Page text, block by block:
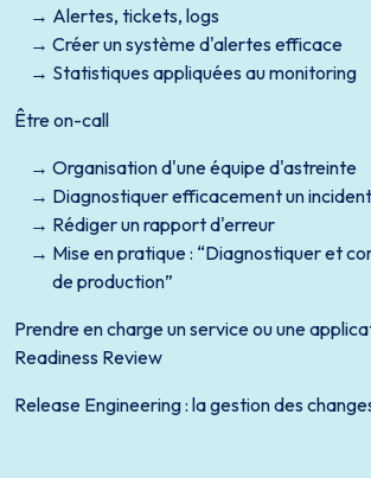
Alertes, tickets, logs
Créer un système d'alertes efficace
Statistiques appliquées au monitoring
Être on-call
Organisation d'une équipe d'astreinte
Diagnostiquer efficacement un incident
Rédiger un rapport d'erreur
Mise en pratique : “Diagnostiquer et
de production”
Prendre en charge un service ou une
Readiness Review
Release Engineering : la gestion des